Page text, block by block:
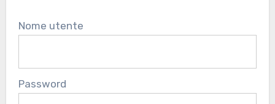
Nome utente
Password